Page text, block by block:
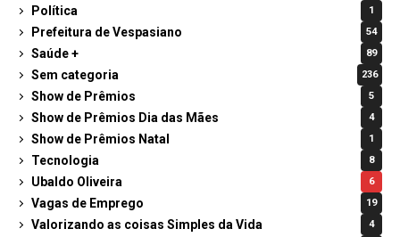
Política 1
Prefeitura de Vespasiano 54
Saúde + 89
Sem categoria 236
Show de Prêmios 5
Show de Prêmios Dia das Mães 4
Show de Prêmios Natal 1
Tecnologia 8
Ubaldo Oliveira 6
Vagas de Emprego 19
Valorizando as coisas Simples da Vida 4